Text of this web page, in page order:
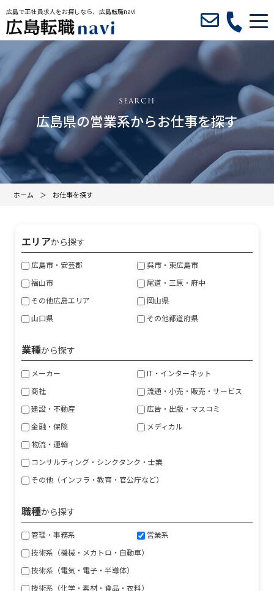
広島で正社員求人をお探しなら、広島転職navi
広島県の営業系からお仕事を探す
ホーム お仕事を探す
エリアから探す
広島市・安芸郡
呉市・東広島市
福山市
尾道・三原・府中
その他広島エリア
岡山県
山口県
その他都道府県
業種から探す
メーカー
IT・インターネット
商社
流通・小売・販売・サービス
建設・不動産
広告・出版・マスコミ
金融・保険
メディカル
物流・運輸
コンサルティング・シンクタンク・士業
その他（インフラ・教育・官公庁など）
職種から探す
管理・事務系
営業系
技術系（機械・メカトロ・自動車）
技術系（電気・電子・半導体）
技術系（化学・素材・食品・衣料）